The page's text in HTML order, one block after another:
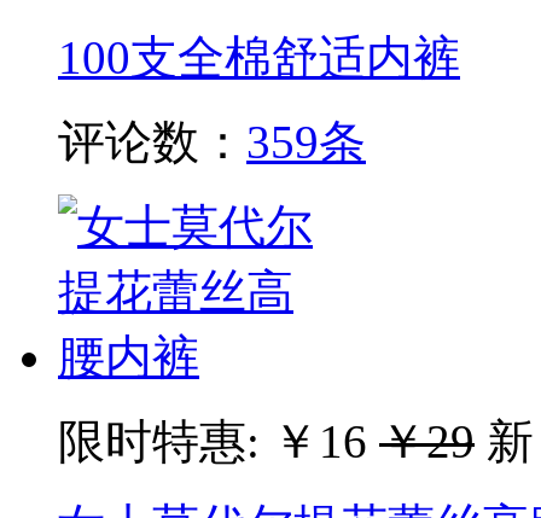
100支全棉舒适内裤
评论数： 359条
限时特惠: ￥16 ￥29 新